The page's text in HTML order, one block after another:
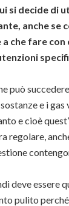
si decide di
anche se
che fare con
può
e i gas
e cioè
regolare,
deve essere
pulito